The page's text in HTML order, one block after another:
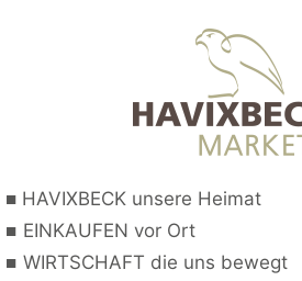
■ HAVIXBECK unsere Heimat
■ EINKAUFEN vor Ort
■ WIRTSCHAFT die uns bewegt